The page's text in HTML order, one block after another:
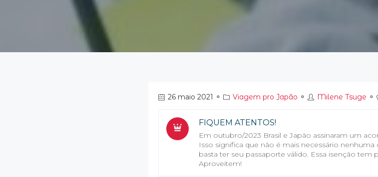
26 maio 2021 ⚬ Viagem pro Japão ⚬ Milene Tsuge ⚬
FIQUEM ATENTOS!
Em outubro/2023 Brasil e Japão assinaram um
Isso significa que não é mais necessário
basta ter seu passaporte válido. Essa isenção tem
Aproveitem!